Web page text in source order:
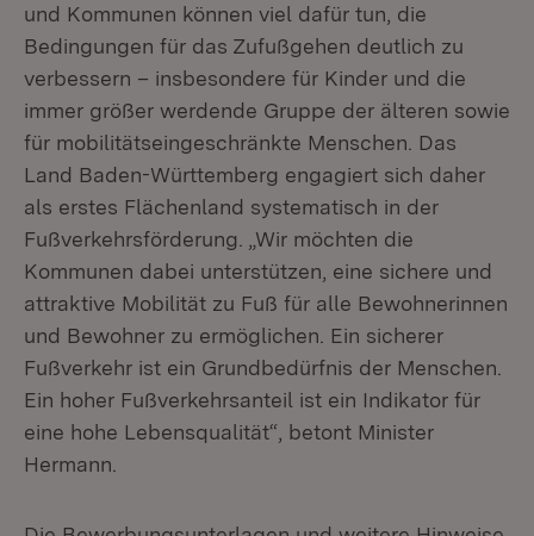
und Kommunen können viel dafür tun, die
Bedingungen für das Zufußgehen deutlich zu
verbessern – insbesondere für Kinder und die
immer größer werdende Gruppe der älteren sowie
für mobilitätseingeschränkte Menschen. Das
Land Baden-Württemberg engagiert sich daher
als erstes Flächenland systematisch in der
Fußverkehrsförderung. „Wir möchten die
Kommunen dabei unterstützen, eine sichere und
attraktive Mobilität zu Fuß für alle Bewohnerinnen
und Bewohner zu ermöglichen. Ein sicherer
Fußverkehr ist ein Grundbedürfnis der Menschen.
Ein hoher Fußverkehrsanteil ist ein Indikator für
eine hohe Lebensqualität“, betont Minister
Hermann.